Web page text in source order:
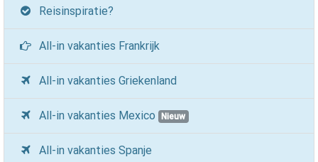
Reisinspiratie?
All-in vakanties Frankrijk
All-in vakanties Griekenland
All-in vakanties Mexico Nieuw
All-in vakanties Spanje